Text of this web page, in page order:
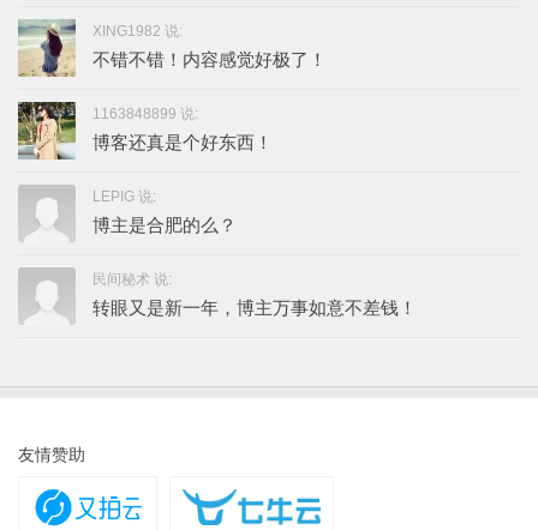
XING1982 说:
不错不错！内容感觉好极了！
1163848899 说:
博客还真是个好东西！
LEPIG 说:
博主是合肥的么？
民间秘术 说:
转眼又是新一年，博主万事如意不差钱！
友情赞助